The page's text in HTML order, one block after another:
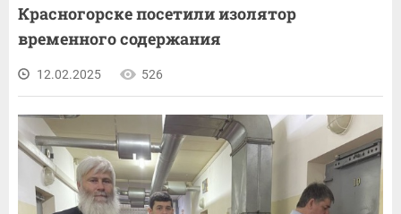
Красногорске посетили изолятор
временного содержания
12.02.2025 526